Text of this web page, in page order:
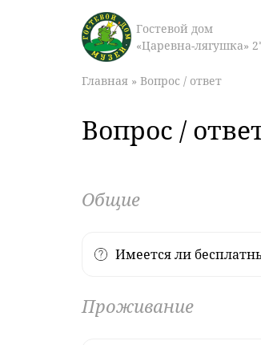
Гостевой дом
«Царевна-лягушка»
Главная » Вопрос / ответ
Вопрос /
Общие
Имеется ли
Проживание
Подробнее